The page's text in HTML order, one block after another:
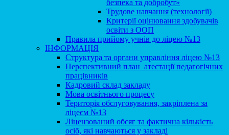
безпека та добробут»
Трудове навчання (технології)
Критерії оцінювання здобувачів
освіти з ООП
Правила прийому учнів до ліцею №13
ІНФОРМАЦІЯ
Структура та органи управління ліцею №13
Перспективний план атестації педагогічних
працівників
Кадровий склад закладу
Мова освітнього процесу
Територія обслуговування, закріплена за
ліцеєм №13
Ліцензований обсяг та фактична кількість
осіб, які навчаються у закладі